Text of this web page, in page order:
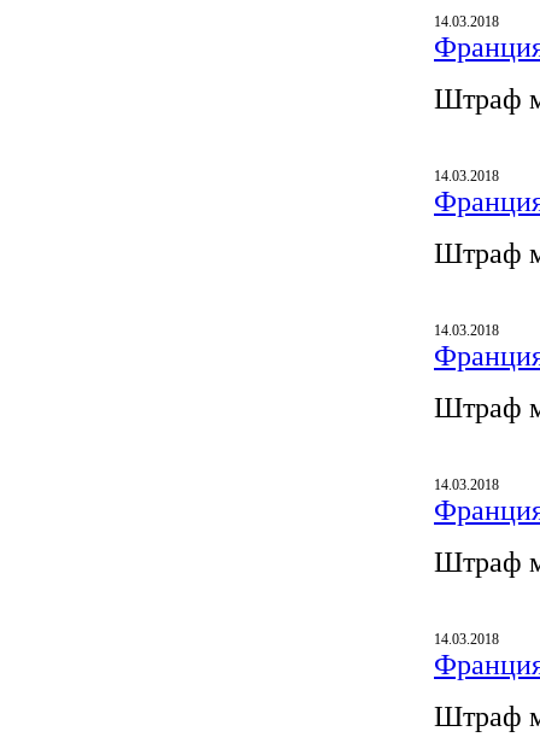
14.03.2018
Штраф
14.03.2018
Штраф
14.03.2018
Штраф
14.03.2018
Штраф
14.03.2018
Штраф